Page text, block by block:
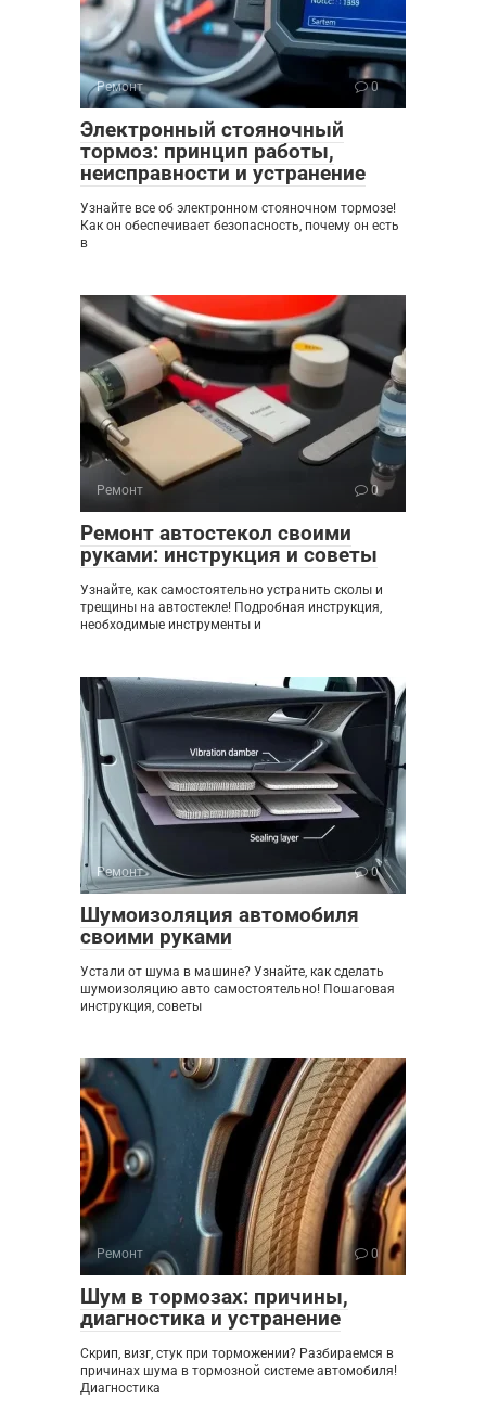
Ремонт 0
Электронный стояночный
тормоз: принцип работы,
неисправности и устранение
Узнайте все об электронном стояночном тормозе!
Как он обеспечивает безопасность, почему он есть
в
Ремонт 0
Ремонт автостекол своими
руками: инструкция и советы
Узнайте, как самостоятельно устранить сколы и
трещины на автостекле! Подробная инструкция,
необходимые инструменты и
Ремонт 0
Шумоизоляция автомобиля
своими руками
Устали от шума в машине? Узнайте, как сделать
шумоизоляцию авто самостоятельно! Пошаговая
инструкция, советы
Ремонт 0
Шум в тормозах: причины,
диагностика и устранение
Скрип, визг, стук при торможении? Разбираемся в
причинах шума в тормозной системе автомобиля!
Диагностика